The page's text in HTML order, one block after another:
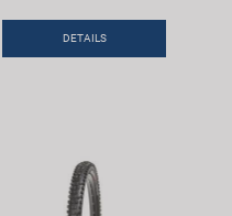
DETAILS